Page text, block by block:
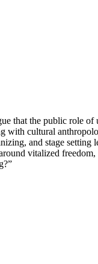
that the public role
cultural
and stage setting
vitalized freedom,